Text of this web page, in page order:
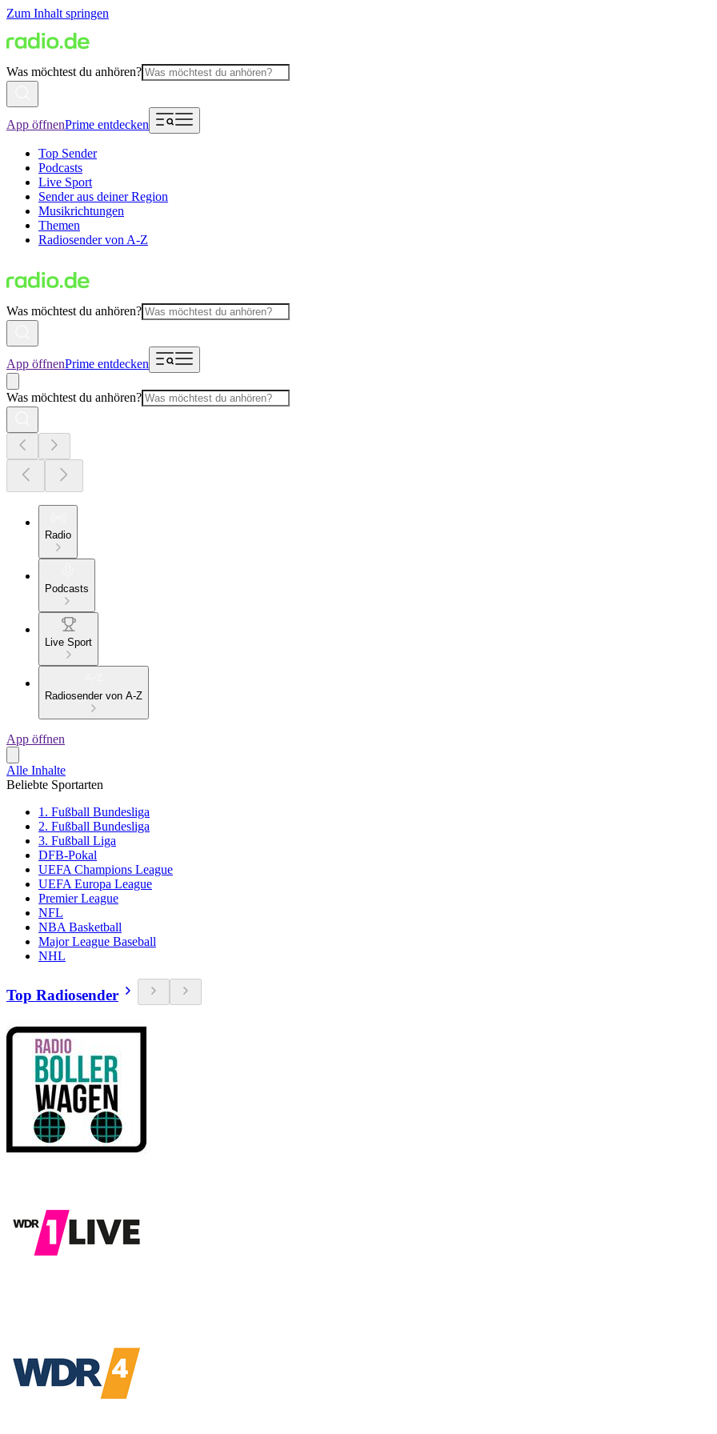
Zum Inhalt springen
Was möchtest du anhören?
App öffnenPrime entdecken
Top Sender
Podcasts
Live Sport
Sender aus deiner Region
Musikrichtungen
Themen
Radiosender von A-Z
Was möchtest du anhören?
App öffnenPrime entdecken
Was möchtest du anhören?
Radio
Podcasts
Live Sport
Radiosender von A-Z
App öffnen
Alle Inhalte
Beliebte Sportarten
1. Fußball Bundesliga
2. Fußball Bundesliga
3. Fußball Liga
DFB-Pokal
UEFA Champions League
UEFA Europa League
Premier League
NFL
NBA Basketball
Major League Baseball
NHL
Top Radiosender